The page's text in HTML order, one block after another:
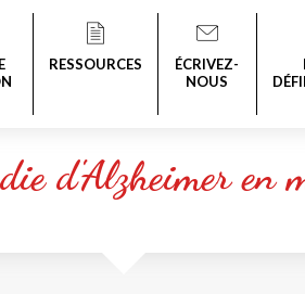
RESSOURCES
ÉCRIVEZ-
NOUS
d'Alzheimer en